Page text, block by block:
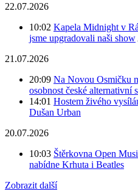
22.07.2026
10:02 Kapela Midnight v
jsme upgradovali naši show
21.07.2026
20:09 Na Novou Osmičku
osobnost české alternativní
14:01 Hostem živého
Dušan Urban
20.07.2026
10:03 Štěrkovna Open
nabídne Krhuta i Beatles
Zobrazit další